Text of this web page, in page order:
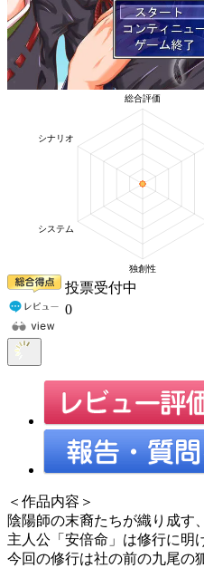
投票受付中
0
＜作品内容＞
陰陽師の末裔たちが織り成す
主人公「安倍命」は修行に明
今回の修行は社の前の九尾の